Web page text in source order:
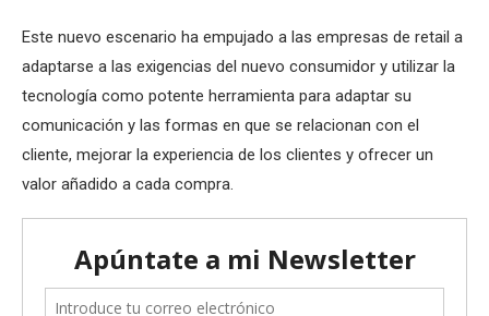
Este nuevo escenario ha empujado a las empresas de retail a
adaptarse a las exigencias del nuevo consumidor y utilizar la
tecnología como potente herramienta para adaptar su
comunicación y las formas en que se relacionan con el
cliente, mejorar la experiencia de los clientes y ofrecer un
valor añadido a cada compra.